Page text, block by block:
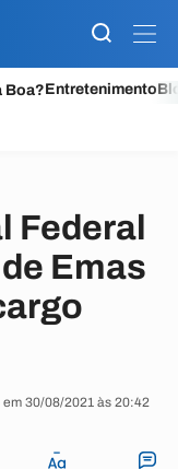
Boa?Entretenimento
Federal
Emas
30/08/2021 às 20:42